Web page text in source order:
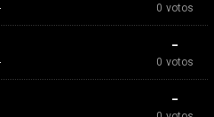
0 votos
-
0 votos
-